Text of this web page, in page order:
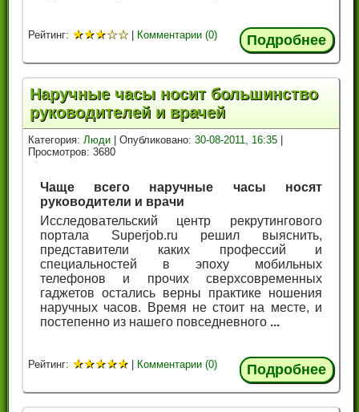
Рейтинг: ★★★☆☆ Комментарии (0) Подробнее
Наручные часы носит большинство
руководителей и врачей
Категория:Люди | Опубликовано:30-08-2011, 16:35
Просмотров: 3680
Чаще всего наручные часы носят
руководители и врачи
Исследовательский центр рекрутингового
портала Superjob.ru решил выяснить,
представители каких профессий и
специальностей в эпоху мобильных
телефонов и прочих сверхсовременных
гаджетов остались верны практике ношения
наручных часов. Время не стоит на месте, и
постепенно из нашего повседневного ...
Рейтинг: ★★★★★ Комментарии (0) Подробнее